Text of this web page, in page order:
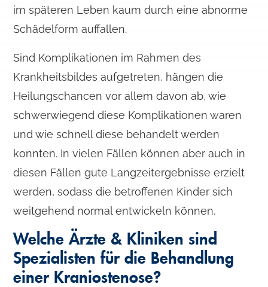
im späteren Leben kaum durch eine abnorme
Schädelform auffallen.
Sind Komplikationen im Rahmen des
Krankheitsbildes aufgetreten, hängen die
Heilungschancen vor allem davon ab, wie
schwerwiegend diese Komplikationen waren
und wie schnell diese behandelt werden
konnten. In vielen Fällen können aber auch in
diesen Fällen gute Langzeitergebnisse erzielt
werden, sodass die betroffenen Kinder sich
weitgehend normal entwickeln können.
Welche Ärzte & Kliniken sind
Spezialisten für die Behandlung
einer Kraniostenose?